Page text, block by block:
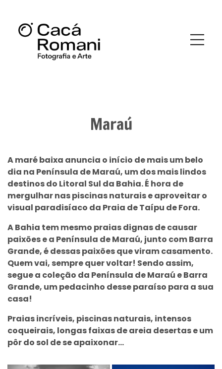
Maraú
A maré baixa anuncia o início de mais um belo
dia na Península de Maraú, um dos mais lindos
destinos do Litoral Sul da Bahia. É hora de
mergulhar nas piscinas naturais e aproveitar o
visual paradisíaco da Praia de Taípu de Fora.
A Bahia tem mesmo praias dignas de causar
paixões e a Península de Maraú, junto com Barra
Grande, é dessas paixões que viram casamento.
Quem vai, sempre quer voltar! Sendo assim,
segue a coleção da Península de Maraú e Barra
Grande, um pedacinho desse paraíso para a sua
casa!
Praias incríveis, piscinas naturais, intensos
coqueirais, longas faixas de areia desertas e um
pôr do sol de se apaixonar...